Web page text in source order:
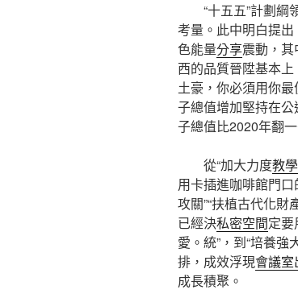
“十五五”計劃
考量。此中明白提
色能量分享震動，
西的品質晉陞基本
土豪，你必須用你
子總值增加堅持在
子總值比2020年翻一
從“加大力度教
用卡插進咖啡館門
攻關”“扶植古代化財
已經決私密空間定
愛。統”，到“培養
排，成效浮現會議室
成長積聚。